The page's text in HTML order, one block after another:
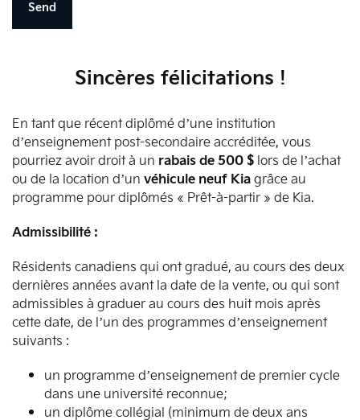
Sincères félicitations !
En tant que récent diplômé d’une institution
d’enseignement post-secondaire accréditée, vous
pourriez avoir droit à un rabais de 500 $ lors de l’achat
ou de la location d’un véhicule neuf Kia grâce au
programme pour diplômés « Prêt-à-partir » de Kia.
Admissibilité :
Résidents canadiens qui ont gradué, au cours des deux
dernières années avant la date de la vente, ou qui sont
admissibles à graduer au cours des huit mois après
cette date, de l’un des programmes d’enseignement
suivants :
un programme d’enseignement de premier cycle
dans une université reconnue;
un diplôme collégial (minimum de deux ans